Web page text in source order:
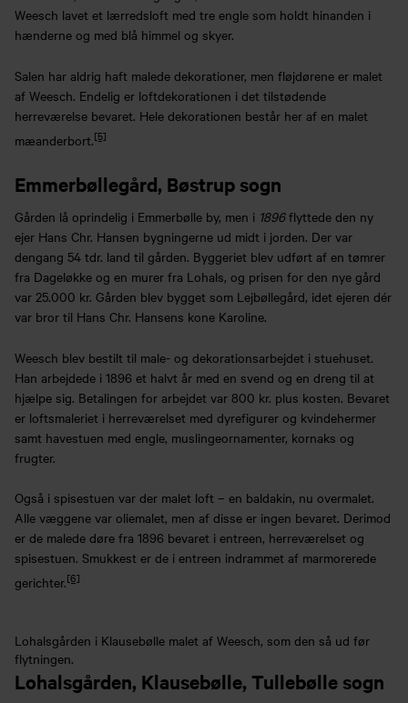
Weesch lavet et lærredsloft med tre engle som holdt hinanden i
hænderne og med blå himmel og skyer.
Salen har aldrig haft malede dekorationer, men fløjdørene er malet
af Weesch. Endelig er loftdekorationen i det tilstødende
herreværelse bevaret. Hele dekorationen består her af en malet
mæanderbort.[5]
Emmerbøllegård, Bøstrup sogn
Gården lå oprindelig i Emmerbølle by, men i 1896flyttede den ny
ejer Hans Chr. Hansen bygningerne ud midt i jorden. Der var
dengang 54 tdr. land til gården. Byggeriet blev udført af en tømrer
fra Dageløkke og en murer fra Lohals, og prisen for den nye gård
var 25.000 kr. Gården blev bygget som Lejbøllegård, idet ejeren dér
var bror til Hans Chr. Hansens kone Karoline.
Weesch blev bestilt til male- og dekorationsarbejdet i stuehuset.
Han arbejdede i 1896 et halvt år med en svend og en dreng til at
hjælpe sig. Betalingen for arbejdet var 800 kr. plus kosten. Bevaret
er loftsmaleriet i herreværelset med dyrefigurer og kvindehermer
samt havestuen med engle, muslingeornamenter, kornaks og
frugter.
Også i spisestuen var der malet loft – en baldakin, nu overmalet.
Alle væggene var oliemalet, men af disse er ingen bevaret. Derimod
er de malede døre fra 1896 bevaret i entreen, herreværelset og
spisestuen. Smukkest er de i entreen indrammet af marmorerede
gerichter.[6]
Lohalsgården i Klausebølle malet af Weesch, som den så ud før
flytningen.
Lohalsgården, Klausebølle, Tullebølle sogn